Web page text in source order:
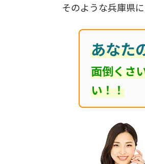
そのような兵庫県
あなた
面倒くさ
い！！